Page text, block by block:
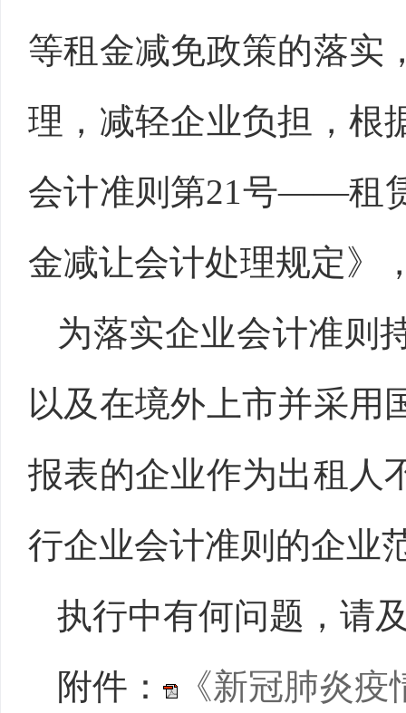
等租金减免政策的落实
理，减轻企业负担，
会计准则第21号——租
金减让会计处理规定》
为落实企业会计准则
以及在境外上市并采用
报表的企业作为出租人
行企业会计准则的企业
执行中有何问题，请
附件：
《新冠肺炎